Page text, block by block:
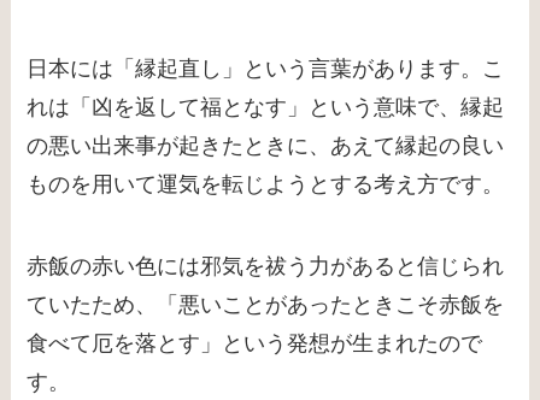
日本には「縁起直し」という言葉があります。こ
れは「凶を返して福となす」という意味で、縁起
の悪い出来事が起きたときに、あえて縁起の良い
ものを用いて運気を転じようとする考え方です。
赤飯の赤い色には邪気を祓う力があると信じられ
ていたため、「悪いことがあったときこそ赤飯を
食べて厄を落とす」という発想が生まれたので
す。